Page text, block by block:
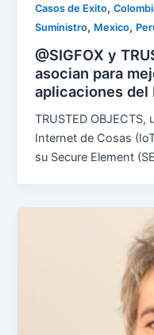
Casos de Exito,
Suministro, Mexico,
@SIGFOX y
asocian para
aplicaciones del
TRUSTED
Internet de Cosas
su Secure Element